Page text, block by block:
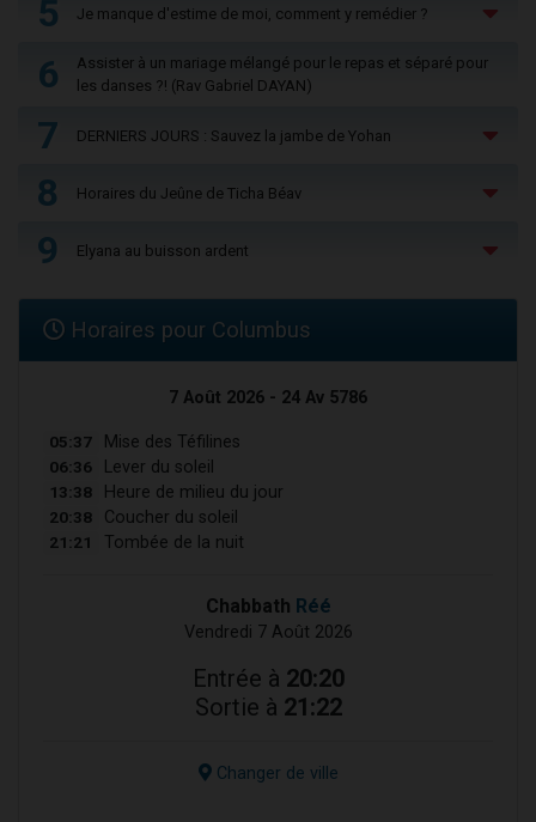
5 Je manque d'estime de moi, comment y remédier ?
6
Assister à un mariage mélangé pour le repas et séparé pour
les danses ?! (Rav Gabriel DAYAN)
7 DERNIERS JOURS : Sauvez la jambe de Yohan
8 Horaires du Jeûne de Ticha Béav
9 Elyana au buisson ardent
Horaires pour Columbus
7 Août 2026 - 24 Av 5786
05:37 Mise des Téfilines
06:36 Lever du soleil
13:38 Heure de milieu du jour
20:38 Coucher du soleil
21:21 Tombée de la nuit
Chabbath Réé
Vendredi 7 Août 2026
Entrée à 20:20
Sortie à 21:22
Changer de ville